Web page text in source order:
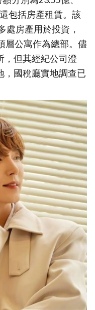
包括房產租賃。該
處房產用於投資，
層公寓作為總部。儘
，但其經紀公司澄
，國稅廳實地調查已